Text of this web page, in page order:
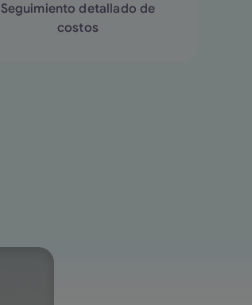
Seguimiento detallado de
costos